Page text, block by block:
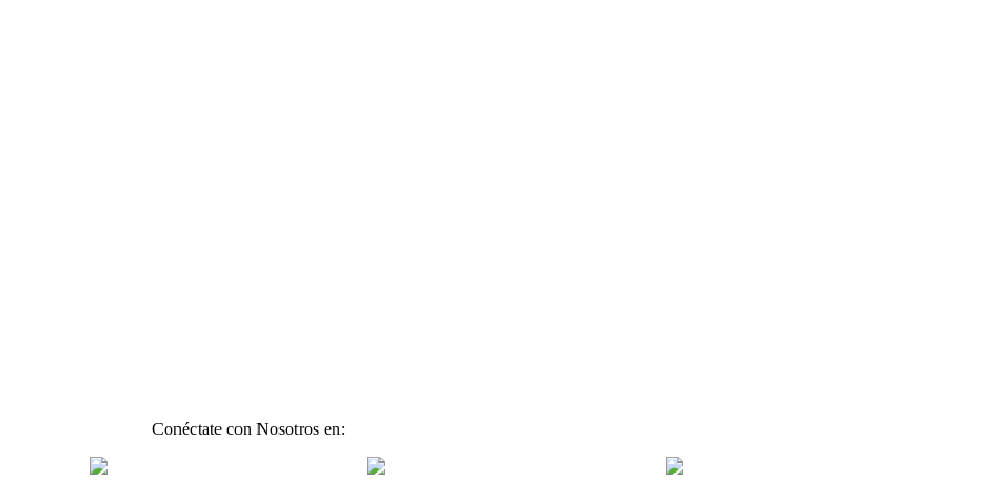
Conéctate con Nosotros en: